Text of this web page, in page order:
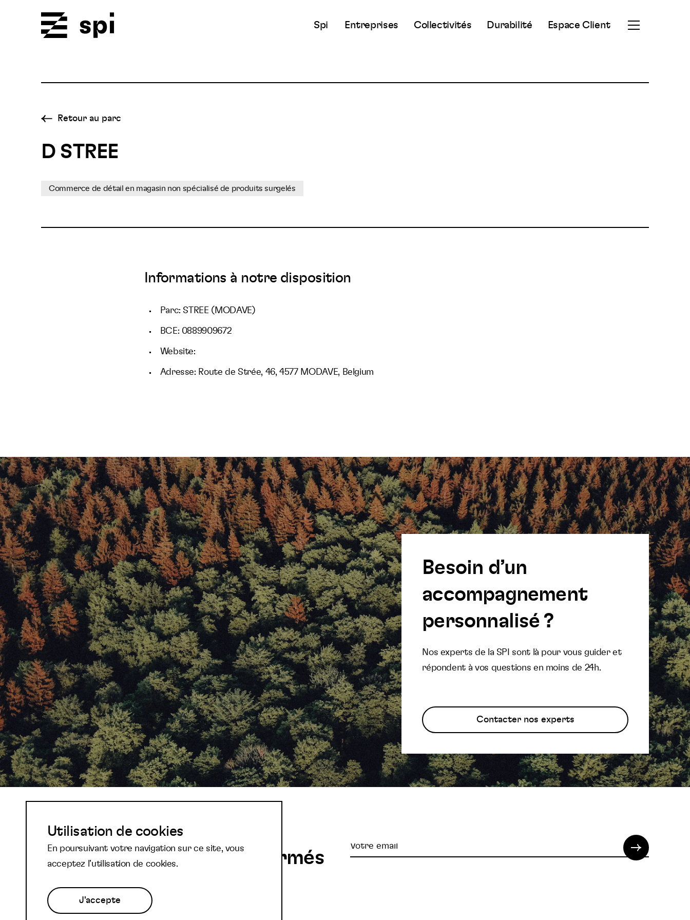
Spi Entreprises Collectivités Durabilité Espace Client
Ouvrir
Retour au parc
D STREE
Commerce de détail en magasin non spécialisé de produits surgelés
Informations à notre disposition
Parc: STREE (MODAVE)
BCE: 0889909672
Website:
Adresse: Route de Strée, 46, 4577 MODAVE, Belgium
Besoin d’un
accompagnement
personnalisé ?
Nos experts de la SPI sont là pour vous guider et
répondent à vos questions en moins de 24h.
Contacter nos experts
Abonnez-vous à notre
newsletter et restez informés
Votre
Utilisation de cookies
En poursuivant votre navigation sur ce site, vous
acceptez l’utilisation de cookies.
J'accepte